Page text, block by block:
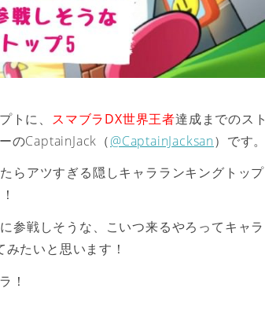
トに、 スマブラDX世界王者達成までのスト
のCaptainJack（@CaptainJacksan）です。
らアツすぎる隠しキャラランキングトップ
参戦しそうな、こいつ来るやろってキャラ
たいと思います！
！